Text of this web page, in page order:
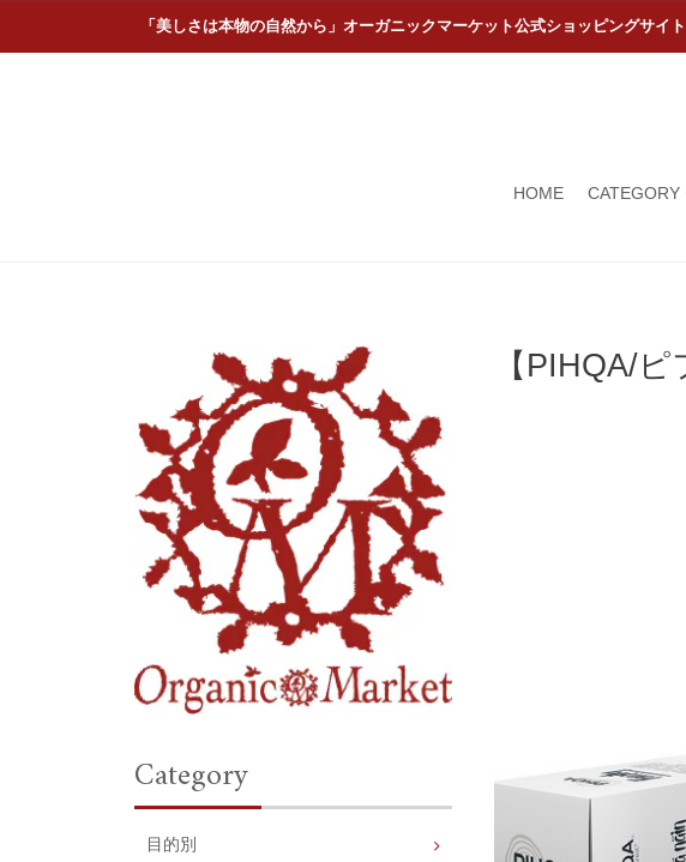
「美しさは本物の自然から」オーガニックマーケット公式ショッピングサイト
HOME CATEGORY
【PIHQA/
Category
目的別